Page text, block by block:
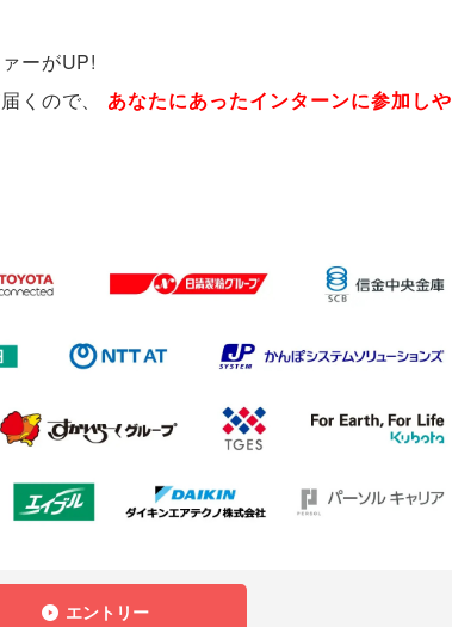
ーがUP!
くので
あなたにあったインターンに参加しや
エントリー